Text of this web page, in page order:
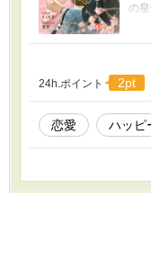
の
放
こ
ん
で
李
い
ず
せ
し
24h.ポイント 2pt
恋愛 ハッピ